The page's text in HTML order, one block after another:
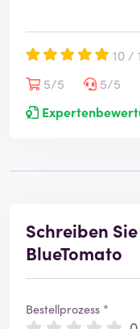
10 /
5/5
5/5
Schreiben
BlueTomato
Bestellprozess *